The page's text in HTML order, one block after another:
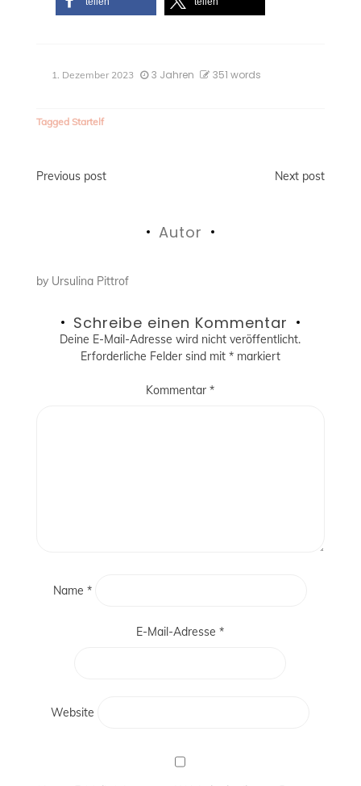
1. Dezember 2023 3 Jahren 351 words
Tagged Startelf
Beitragsnavigation
Previous post Next post
Autor
by Ursulina Pittrof
Schreibe einen Kommentar
Deine E-Mail-Adresse wird nicht veröffentlicht.
Erforderliche Felder sind mit *markiert
Kommentar*
Name*
E-Mail-Adresse*
Website